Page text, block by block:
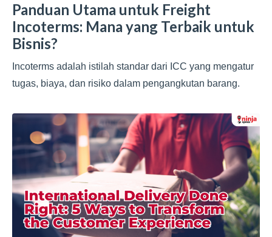
Panduan Utama untuk Freight
Incoterms: Mana yang Terbaik untuk
Bisnis?
Incoterms adalah istilah standar dari ICC yang mengatur
tugas, biaya, dan risiko dalam pengangkutan barang.